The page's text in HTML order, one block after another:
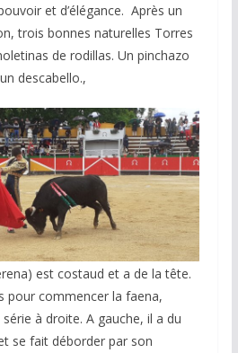
et d’élégance. Après un
trois bonnes naturelles Torres
de rodillas. Un pinchazo
descabello.,
est costaud et a de la tête.
pour commencer la faena,
à droite. A gauche, il a du
se fait déborder par son